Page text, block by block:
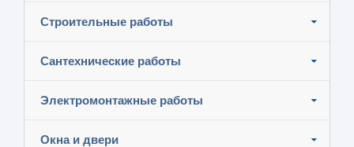
Строительные работы
Сантехнические работы
Электромонтажные работы
Окна и двери